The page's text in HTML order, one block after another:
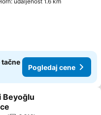
tačne
Pogledaj cene
u favorite
Beyoğlu